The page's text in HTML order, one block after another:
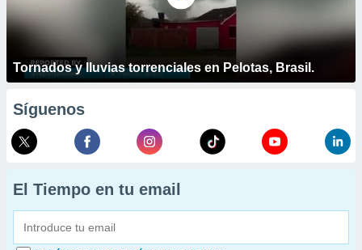
Tornados y lluvias torrenciales en Pelotas, Brasil.
Síguenos
El Tiempo en tu email